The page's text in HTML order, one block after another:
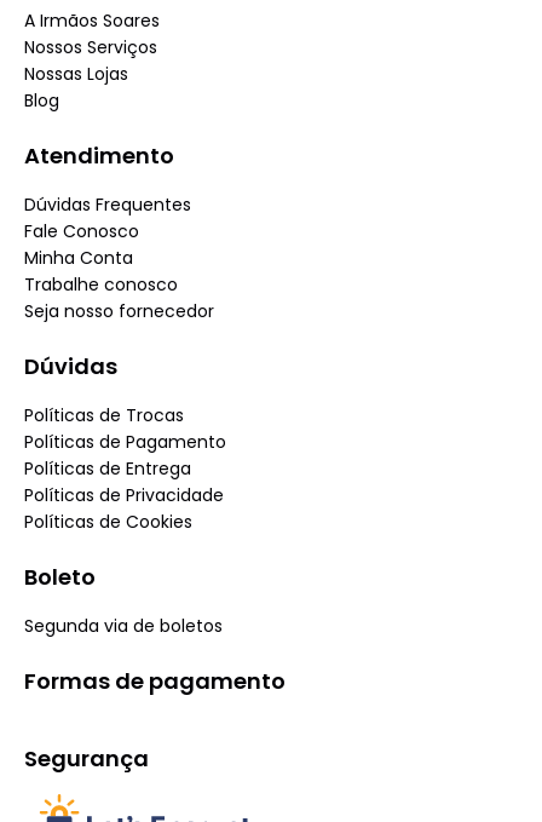
A Irmãos Soares
Nossos Serviços
Nossas Lojas
Blog
Atendimento
Dúvidas Frequentes
Fale Conosco
Minha Conta
Trabalhe conosco
Seja nosso fornecedor
Dúvidas
Políticas de Trocas
Políticas de Pagamento
Políticas de Entrega
Políticas de Privacidade
Políticas de Cookies
Boleto
Segunda via de boletos
Formas de pagamento
Segurança